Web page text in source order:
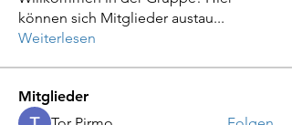
können sich Mitglieder austau...
Weiterlesen
Mitglieder